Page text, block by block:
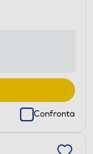
Confronta